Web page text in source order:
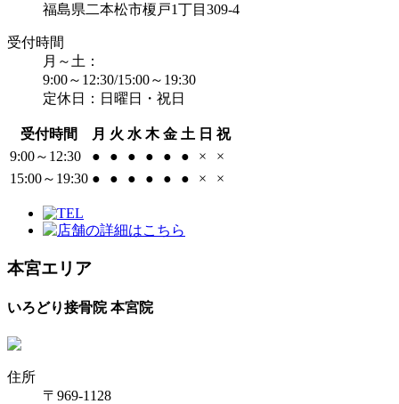
福島県二本松市榎戸1丁目309-4
受付時間
月～土：
9:00～12:30/15:00～19:30
定休日：日曜日・祝日
受付時間 月 火 水 木 金 土 日 祝
9:00～12:30
● ● ● ● ● ● ×
×
15:00～19:30 ● ● ● ● ● ● × ×
本宮エリア
いろどり接骨院 本宮院
住所
〒969-1128